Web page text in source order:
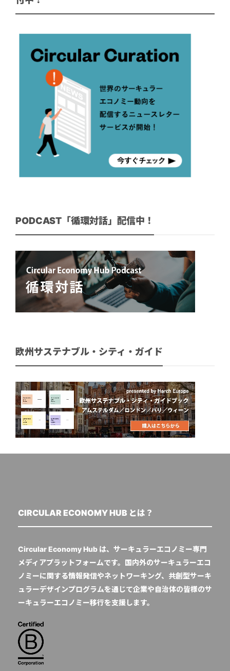
PODCAST「循環対話」配信中！
欧州サステナブル・シティ・ガイド
CIRCULAR ECONOMY HUB とは？
Circular Economy Hub は、サーキュラーエコノミー専門
メディアプラットフォームです。国内外のサーキュラーエコ
ノミーに関する情報発信やネットワーキング、共創型サーキ
ュラーデザインプログラムを通じて企業や自治体の皆様のサ
ーキュラーエコノミー移行を支援します。